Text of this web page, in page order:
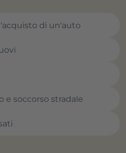
di un'auto
e soccorso stradale